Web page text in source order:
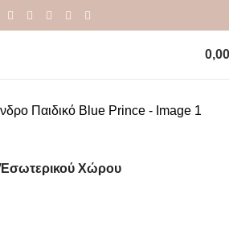
0,00
Εσωτερικού Χώρου